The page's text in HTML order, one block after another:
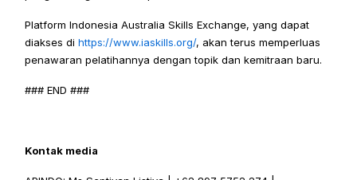
Platform Indonesia Australia Skills Exchange, yang dapat
diakses di https://www.iaskills.org/, akan terus memperluas
penawaran pelatihannya dengan topik dan kemitraan baru.
### END ###
Kontak media